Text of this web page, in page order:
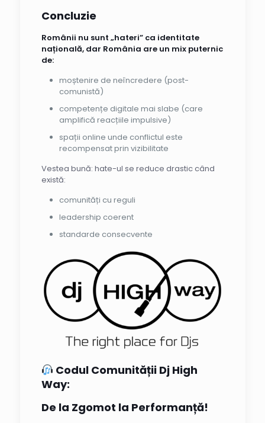
Concluzie
Românii nu sunt „hateri” ca identitate
națională, dar România are un mix puternic
de:
moștenire de neîncredere (post-
comunistă)
competențe digitale mai slabe (care
amplifică reacțiile impulsive)
spații online unde conflictul este
recompensat prin vizibilitate
Vestea bună: hate-ul se reduce drastic când
există:
comunități cu reguli
leadership coerent
standarde consecvente
Codul Comunității Dj High
Way:
De la Zgomot la Performanță!